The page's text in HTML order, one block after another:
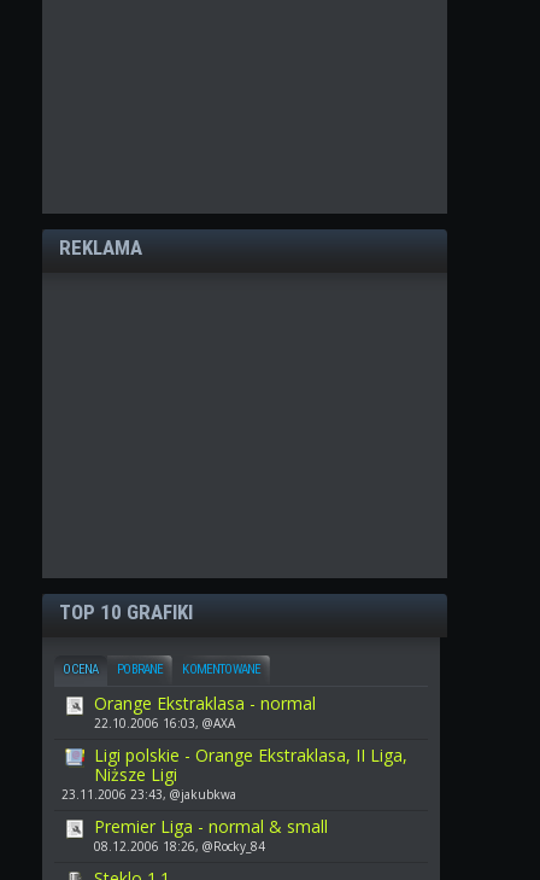
REKLAMA
TOP 10 GRAFIKI
OCENA POBRANE KOMENTOWANE
Orange Ekstraklasa - normal
22.10.2006 16:03, @AXA
Ligi polskie - Orange Ekstraklasa, II Liga,
Niższe Ligi
23.11.2006 23:43, @jakubkwa
Premier Liga - normal & small
08.12.2006 18:26, @Rocky_84